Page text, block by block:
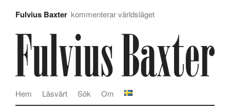
Fulvius Baxter kommenterar världsläget
Om
Sök
Läsvärt
Hem